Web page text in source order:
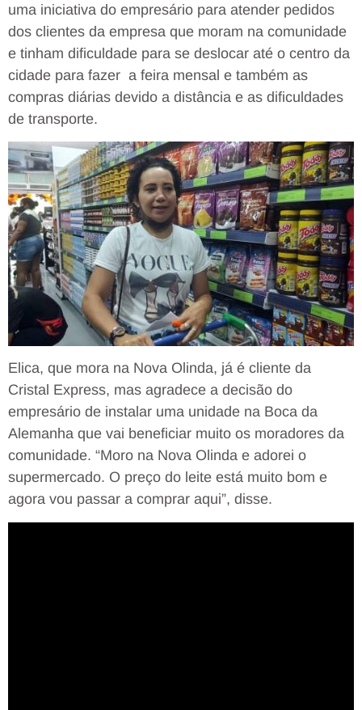
uma iniciativa do empresário para atender pedidos
dos clientes da empresa que moram na comunidade
e tinham dificuldade para se deslocar até o centro da
cidade para fazer a feira mensal e também as
compras diárias devido a distância e as dificuldades
de transporte.
Elica, que mora na Nova Olinda, já é cliente da
Cristal Express, mas agradece a decisão do
empresário de instalar uma unidade na Boca da
Alemanha que vai beneficiar muito os moradores da
comunidade. “Moro na Nova Olinda e adorei o
supermercado. O preço do leite está muito bom e
agora vou passar a comprar aqui”, disse.